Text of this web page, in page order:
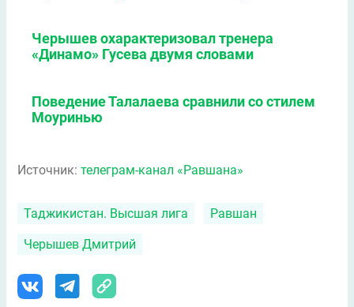
Черышев охарактеризовал тренера
«Динамо» Гусева двумя словами
Поведение Талалаева сравнили со стилем
Моуринью
Источник: телеграм-канал «Равшана»
Таджикистан. Высшая лига Равшан
Черышев Дмитрий